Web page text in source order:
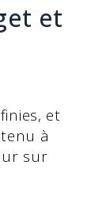
et
et
à
sur